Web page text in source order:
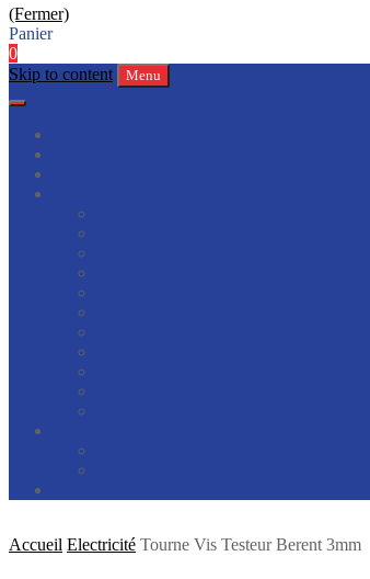
(Fermer)
Panier
0
Skip to content
Menu
Accueil Electricité Tourne Vis Testeur Berent 3mm